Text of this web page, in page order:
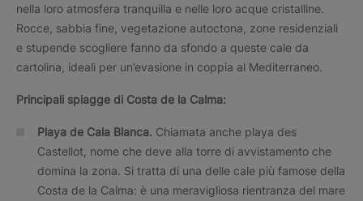
nella loro atmosfera tranquilla e nelle loro acque cristalline.
Rocce, sabbia fine, vegetazione autoctona, zone residenziali
e stupende scogliere fanno da sfondo a queste cale da
cartolina, ideali per un’evasione in coppia al Mediterraneo.
Principali spiagge di Costa de la Calma:
Playa de Cala Blanca. Chiamata anche playa des
Castellot, nome che deve alla torre di avvistamento che
domina la zona. Si tratta di una delle cale più famose della
Costa de la Calma: è una meravigliosa rientranza del mare